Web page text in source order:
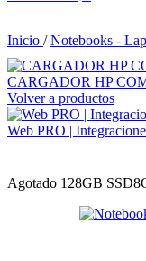
Inicio / Notebooks -
CARGADOR HP
Volver a productos
Web PRO |
Agotado 128GB SSD